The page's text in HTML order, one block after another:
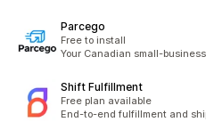
Parcego
Free to install
Your Canadian small-
Shift Fulfillment
Free plan available
End-to-end fulfillment and